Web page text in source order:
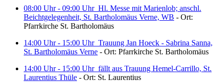
08:00 Uhr - 09:00 Uhr Hl. Messe mit Marienlob; anschl.
Beichtgelegenheit, St. Bartholomäus Verne, WB - Ort:
Pfarrkirche St. Bartholomäus
14:00 Uhr - 15:00 Uhr Trauung Jan Hoeck - Sabrina Sanna,
St. Bartholomäus Verne - Ort: Pfarrkirche St. Bartholomäus
14:00 Uhr - 15:00 Uhr fällt aus Trauung Hemel-Carrillo, St.
Laurentius Thüle - Ort: St. Laurentius